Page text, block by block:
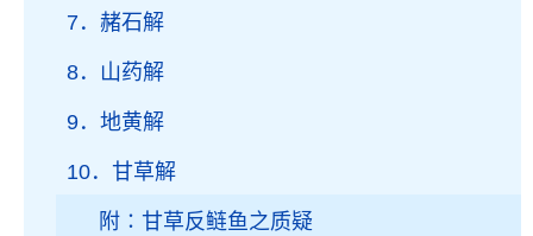
7．赭石解
8．山药解
9．地黄解
10．甘草解
附∶甘草反鲢鱼之质疑